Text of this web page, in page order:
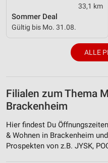
33,1 km
Sommer Deal
Gültig bis Mo. 31.08.
ALLE
Filialen zum Thema
Brackenheim
Hier findest Du
& Wohnen in Brackenheim
Prospekten von z.B. JYSK,